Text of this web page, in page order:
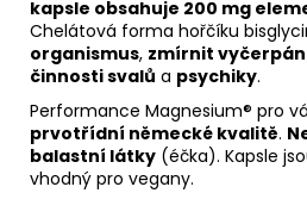
kapsle obsahuje 200 mg
Chelátová forma hořčíku
organismus, zmírnit
činnosti svalů a psychiky.
Performance Magnesium® pro
prvotřídní německé kvalitě.
balastní látky (éčka). Kapsle
vhodný pro vegany.